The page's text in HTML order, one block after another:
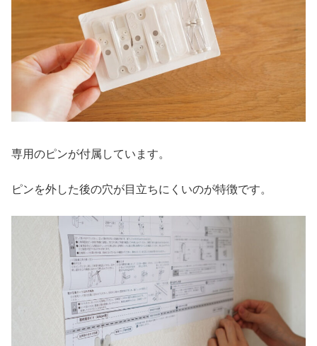
専用のピンが付属しています。
ピンを外した後の穴が目立ちにくいのが特徴です。